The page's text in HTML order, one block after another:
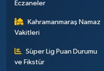
Eczaneler
Kahramanmaraş Namaz
Vakitleri
Süper Lig Puan Durumu
ve Fikstür